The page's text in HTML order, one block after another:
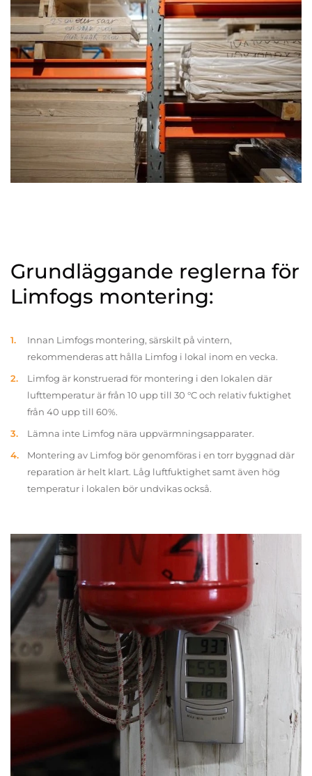
Grundläggande reglerna för
Limfogs montering:
Innan Limfogs montering, särskilt på vintern,
rekommenderas att hålla Limfog i lokal inom en vecka.
Limfog är konstruerad för montering i den lokalen där
lufttemperatur är från 10 upp till 30 °C och relativ fuktighet
från 40 upp till 60%.
Lämna inte Limfog nära uppvärmningsapparater.
Montering av Limfog bör genomföras i en torr byggnad där
reparation är helt klart. Låg luftfuktighet samt även hög
temperatur i lokalen bör undvikas också.